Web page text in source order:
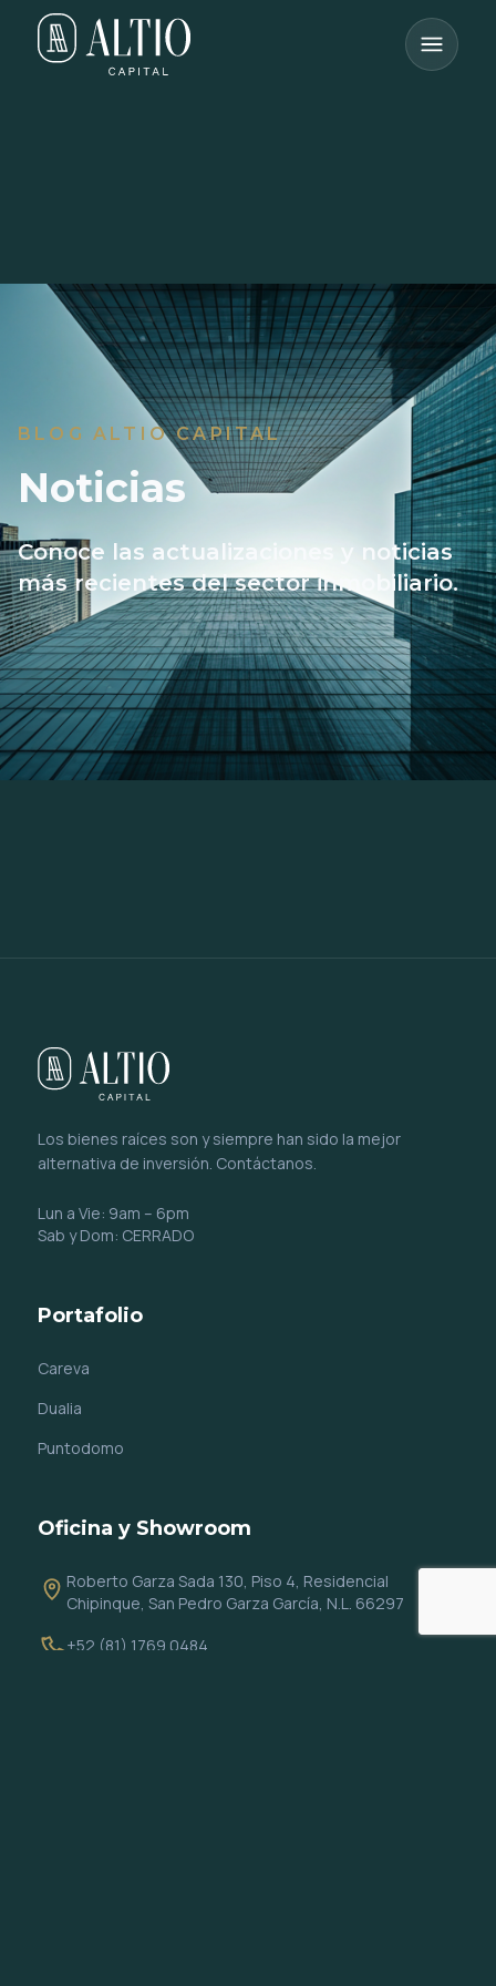
BLOG ALTIO CAPITAL
Noticias
Conoce las actualizaciones y noticias
más recientes del sector inmobiliario.
Los bienes raíces son y siempre han sido la mejor
alternativa de inversión. Contáctanos.
Lun a Vie: 9am – 6pm
Sab y Dom: CERRADO
Portafolio
Careva
Dualia
Puntodomo
Oficina y Showroom
Roberto Garza Sada 130, Piso 4, Residencial
Chipinque, San Pedro Garza García, N.L. 66297
+52 (81) 1769 0484